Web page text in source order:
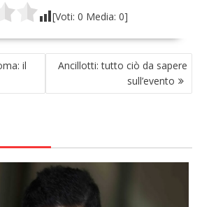
[Voti: 0 Media: 0]
il
Ancillotti: tutto ciò da sapere
sull’evento